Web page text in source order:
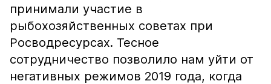
принимали участие в
рыбохозяйственных советах при
Росводресурсах. Тесное
сотрудничество позволило нам уйти от
негативных режимов 2019 года, когда